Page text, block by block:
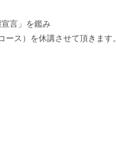
言」を鑑み
ス）を休講させて頂きます。